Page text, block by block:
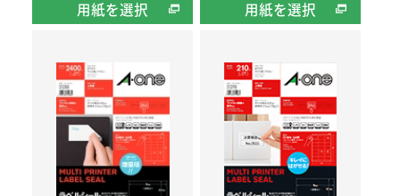
用紙を選択 用紙を選択